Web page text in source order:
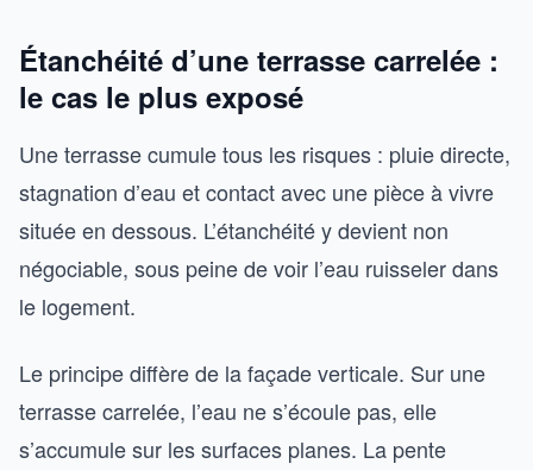
Étanchéité d’une terrasse carrelée :
le cas le plus exposé
Une terrasse cumule tous les risques : pluie directe,
stagnation d’eau et contact avec une pièce à vivre
située en dessous. L’étanchéité y devient non
négociable, sous peine de voir l’eau ruisseler dans
le logement.
Le principe diffère de la façade verticale. Sur une
terrasse carrelée, l’eau ne s’écoule pas, elle
s’accumule sur les surfaces planes. La pente